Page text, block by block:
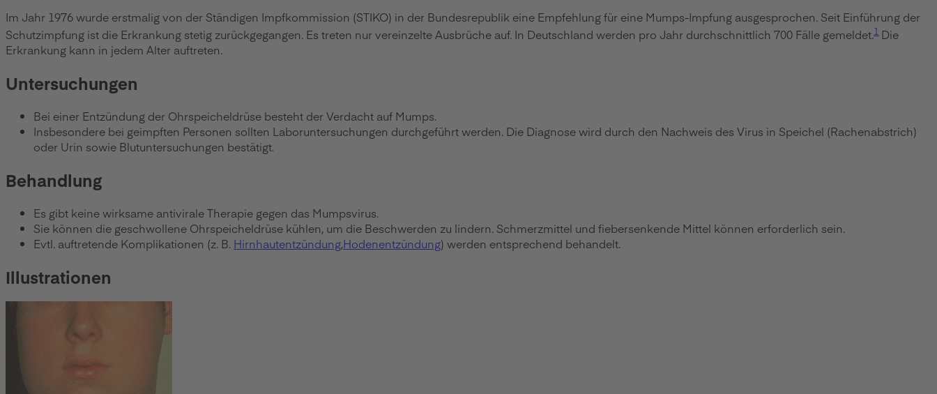
Im Jahr 1976 wurde erstmalig von der Ständigen Impfkommission (STIKO) in der Bundesrepublik eine Empfehlung für eine Mumps-Impfung ausgesprochen. Seit Einführung der
Schutzimpfung ist die Erkrankung stetig zurückgegangen. Es treten nur vereinzelte Ausbrüche auf. In Deutschland werden pro Jahr durchschnittlich 700 Fälle gemeldet.1 Die
Erkrankung kann in jedem Alter auftreten.
Untersuchungen
Bei einer Entzündung der Ohrspeicheldrüse besteht der Verdacht auf Mumps.
Insbesondere bei geimpften Personen sollten Laboruntersuchungen durchgeführt werden. Die Diagnose wird durch den Nachweis des Virus in Speichel (Rachenabstrich)
oder Urin sowie Blutuntersuchungen bestätigt.
Behandlung
Es gibt keine wirksame antivirale Therapie gegen das Mumpsvirus.
Sie können die geschwollene Ohrspeicheldrüse kühlen, um die Beschwerden zu lindern. Schmerzmittel und fiebersenkende Mittel können erforderlich sein.
Evtl. auftretende Komplikationen (z. B. Hirnhautentzündung,Hodenentzündung) werden entsprechend behandelt.
Illustrationen